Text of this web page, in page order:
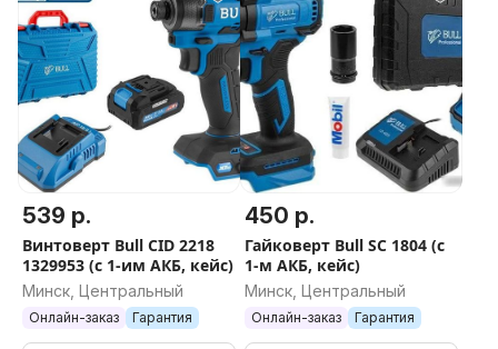
539 р.
Винтоверт Bull CID 2218
1329953 (с 1-им АКБ, кейс)
Минск, Центральный
Онлайн-заказ Гарантия
450 р.
Гайковерт Bull SC 1804 (с
1-м АКБ, кейс)
Минск, Центральный
Онлайн-заказ Гарантия